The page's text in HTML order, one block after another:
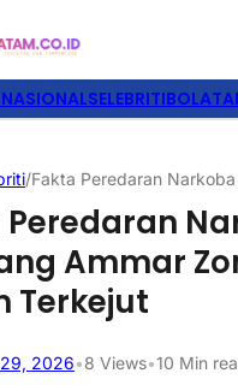
SELEBRITI
/Fakta Peredaran
Peredaran
Ammar
Terkejut
2026•8 Views•10 Min